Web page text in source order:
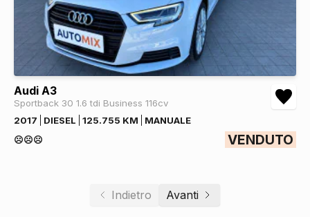
Audi A3
Sportback 30 1.6 tdi Business 116cv
2017
DIESEL 125.755 KM
MANUALE
☹️☹️☹️
VENDUTO
Indietro Avanti